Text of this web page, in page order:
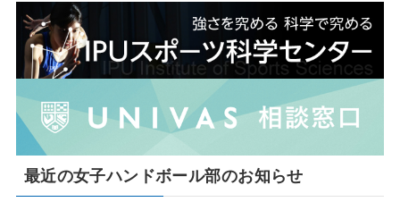
最近の女子ハンドボール部のお知らせ